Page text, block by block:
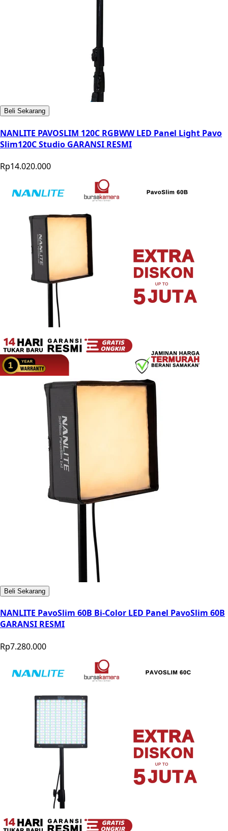
Beli Sekarang
NANLITE PAVOSLIM 120C RGBWW LED Panel Light Pavo
Slim120C Studio GARANSI RESMI
Rp14.020.000
Beli Sekarang
NANLITE PavoSlim 60B Bi-Color LED Panel PavoSlim 60B
GARANSI RESMI
Rp7.280.000